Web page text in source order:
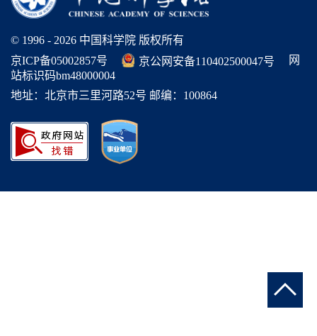
© 1996 - 2026 中国科学院 版权所有
京ICP备05002857号
京公网安备110402500047号
网
站标识码bm48000004
地址：北京市三里河路52号 邮编：100864